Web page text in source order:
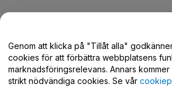
Hjälpcenter / Kontakta oss
Genom att klicka på "Tillåt alla"
cookies för att förbättra webbplatsens
marknadsföringsrelevans. Annars
strikt nödvändiga cookies. Se vår